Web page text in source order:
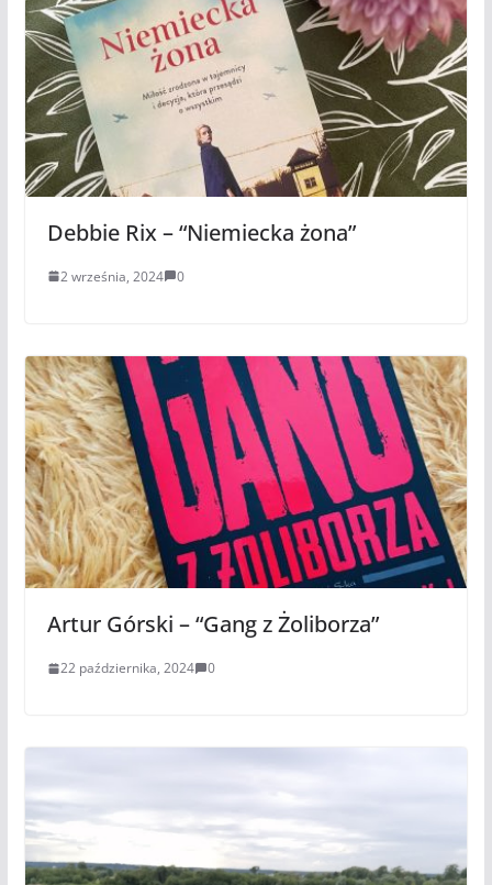
Debbie Rix – “Niemiecka żona”
2 września, 2024 0
Artur Górski – “Gang z Żoliborza”
22 października, 2024 0